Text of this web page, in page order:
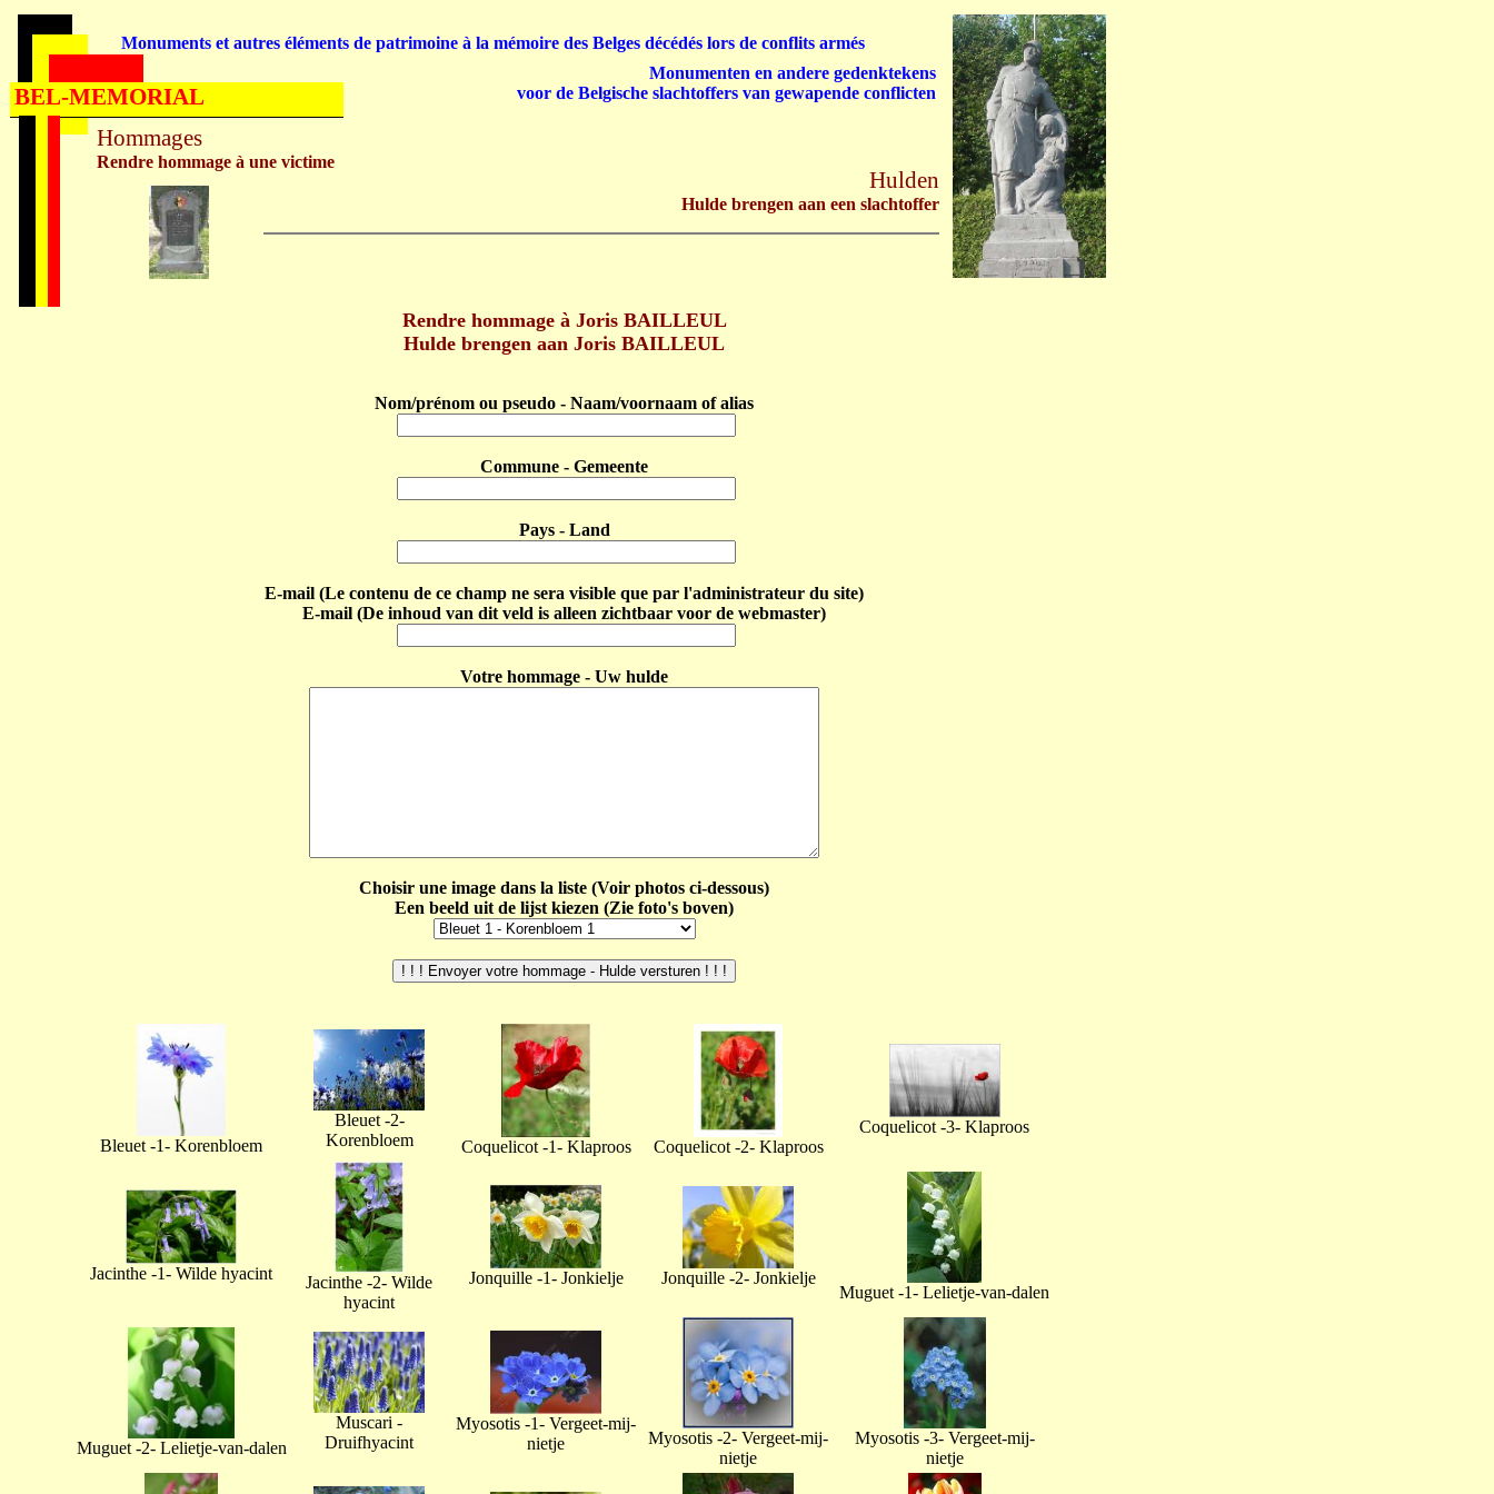
Rendre hommage à Joris BAILLEUL
Hulde brengen aan Joris BAILLEUL
Nom/prénom ou pseudo - Naam/voornaam of alias
Commune - Gemeente
Pays - Land
E-mail (Le contenu de ce champ ne sera visible que par l'administrateur du site)
E-mail (De inhoud van dit veld is alleen zichtbaar voor de webmaster)
Votre hommage - Uw hulde
Choisir une image dans la liste (Voir photos ci-dessous)
Een beeld uit de lijst kiezen (Zie foto's boven)
Bleuet -1- Korenbloem
Bleuet -2-
Korenbloem
Coquelicot -1- Klaproos Coquelicot -2- Klaproos
Coquelicot -3- Klaproos
Jacinthe -1- Wilde hyacint
Jacinthe -2- Wilde
hyacint
Jonquille -1- Jonkielje Jonquille -2- Jonkielje
Muguet -1- Lelietje-van-dalen
Muguet -2- Lelietje-van-dalen
Muscari -
Druifhyacint
Myosotis -1- Vergeet-mij-
nietje
Myosotis -2- Vergeet-mij-
nietje
Myosotis -3- Vergeet-mij-
nietje
Hommages
Rendre hommage à une victime
Hulden
Hulde brengen aan een slachtoffer
Monuments et autres éléments de patrimoine à la mémoire des Belges décédés lors de conflits armés
Monumenten en andere gedenktekens
voor de Belgische slachtoffers van gewapende conflicten
BEL-MEMORIAL